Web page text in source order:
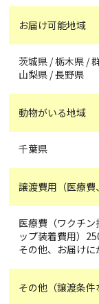
お届け可能地域
茨城県 / 栃木県 /
山梨県 / 長野県
動物がいる地域
千葉県
譲渡費用（医療費
医療費（ワクチ
ップ装着費用）
その他、お届けに
その他（譲渡条件